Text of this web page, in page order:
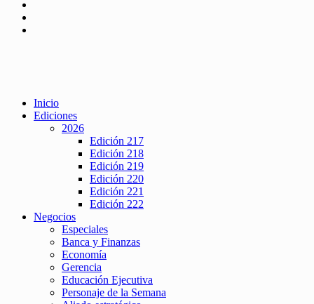
Inicio
Ediciones
2026
Edición 217
Edición 218
Edición 219
Edición 220
Edición 221
Edición 222
Negocios
Especiales
Banca y Finanzas
Economía
Gerencia
Educación Ejecutiva
Personaje de la Semana